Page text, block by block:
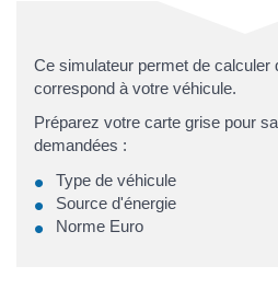
Ce simulateur permet de calculer
correspond à votre véhicule.
Préparez votre carte grise pour
demandées :
Type de véhicule
Source d'énergie
Norme Euro